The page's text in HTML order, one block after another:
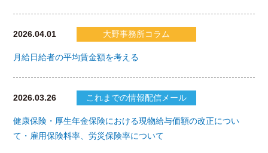
2026.04.01 大野事務所コラム
月給日給者の平均賃金額を考える
2026.03.26 これまでの情報配信メール
健康保険・厚生年金保険における現物給与価額の改正につい
て・雇用保険料率、労災保険率について